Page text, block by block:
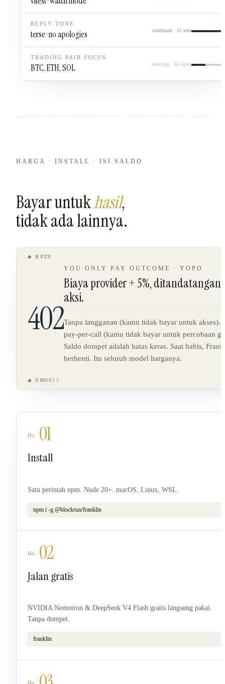
REPLY TONE
terse · no apologies confirmed · 51 sess
TRADING PAIR FOCUS
BTC, ETH, SOL decaying · 6d silent
HARGA · INSTALL · ISI SALDO
Bayar untukhasil,
tidak ada lainnya.
◆ HTTP
◆ X402
◆ EIP-712
◆ USDC
402
YOU ONLY PAY OUTCOME · YOPO
Biaya provider + 5%,
aksi.
Tanpa langganan (kamu tidak bayar untuk akses).
pay-per-call (kamu tidak bayar untuk percobaan
Saldo dompet adalah batas keras. Saat habis,
berhenti. Itu seluruh model harganya.
01
Install
Satu perintah npm. Node 20+. macOS, Linux, WSL.
npm i -g @blockrun/franklin
02
Jalan gratis
NVIDIA Nemotron & DeepSeek V4 Flash gratis langsung pakai.
Tanpa dompet.
franklin